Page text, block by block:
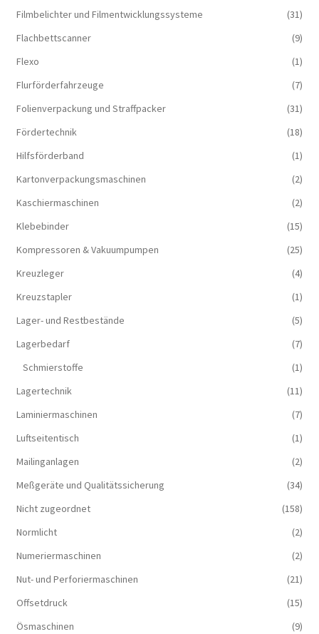
Filmbelichter und Filmentwicklungssysteme
(31)
Flachbettscanner
(9)
Flexo
(1)
Flurförderfahrzeuge
(7)
Folienverpackung und Straffpacker
(31)
Fördertechnik
(18)
Hilfsförderband
(1)
Kartonverpackungsmaschinen
(2)
Kaschiermaschinen
(2)
Klebebinder
(15)
Kompressoren & Vakuum­pumpen
(25)
Kreuzleger
(4)
Kreuzstapler
(1)
Lager- und Restbestände
(5)
Lagerbedarf
(7)
Schmierstoffe
(1)
Lagertechnik
(11)
Laminiermaschinen
(7)
Luftseitentisch
(1)
Mailinganlagen
(2)
Meßgeräte und Qualitätssicherung
(34)
Nicht zugeordnet
(158)
Normlicht
(2)
Numeriermaschinen
(2)
Nut- und Perforiermaschinen
(21)
Offsetdruck
(15)
Ösmaschinen
(9)